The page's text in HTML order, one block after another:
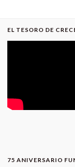
EL TESORO DE
75 ANIVERSARIO